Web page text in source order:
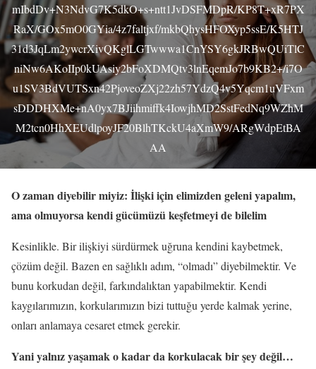
mIbdDv+N3NdvG7K5dkO+s+ntt1JvDSFMDpR/KP8T+xR7PX
RaX/GOx5mO0GYia/4z7faltjxf/mkbQhysHFOXyp5ssE/K5HTJ
31d3JqLm2ywcrXivQKglLGTwwwa1CnYSY6gkJRBwQUiTlC
niNw6AKoIIp0kUAsiy2bFoXDMQtv3lnEqemJo7b9KB2+/i7O
u1SV3BdVUTSxn42PjoveoZXj22zh57YdzQ4v5Yqcm1uVFxm
sDDDHXMe+nA0yx7BJiihmiffk4IowjhMD2SstFedNq9WZhM
M2tcn0HhXEUdlpoyJF20BlhTKckU4aXmW9/ARgWdpEtBA
AA
O zaman diyebilir miyiz: İlişki için elimizden geleni yapalım,
ama olmuyorsa kendi gücümüzü keşfetmeyi de bilelim
Kesinlikle. Bir ilişkiyi sürdürmek uğruna kendini kaybetmek,
çözüm değil. Bazen en sağlıklı adım, “olmadı” diyebilmektir. Ve
bunu korkudan değil, farkındalıktan yapabilmektir. Kendi
kaygılarımızın, korkularımızın bizi tuttuğu yerde kalmak yerine,
onları anlamaya cesaret etmek gerekir.
Yani yalnız yaşamak o kadar da korkulacak bir şey değil…